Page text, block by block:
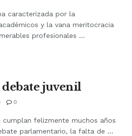
caracterizada por la
y la vana meritocracia
profesionales ...
juvenil
0
cumplan felizmente muchos años
parlamentario, la falta de ...